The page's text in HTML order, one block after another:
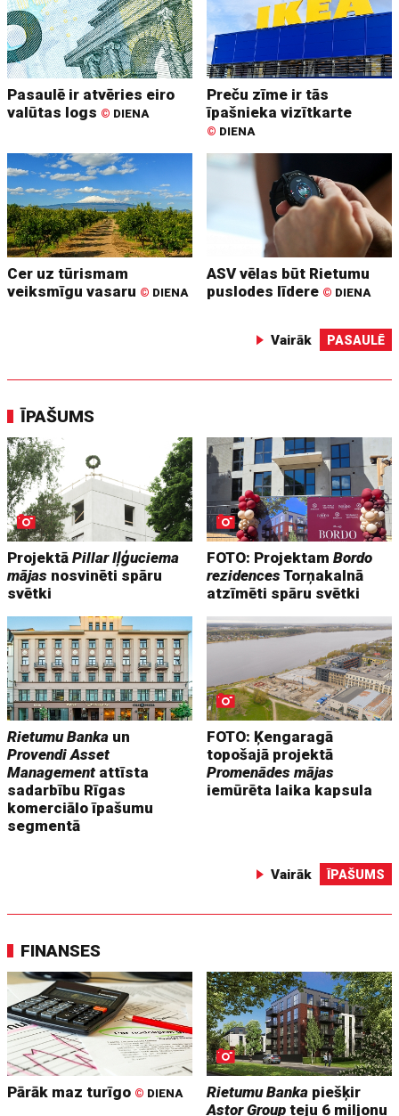
Pasaulē ir atvēries eiro
valūtas logs © DIENA
Preču zīme ir tās
īpašnieka vizītkarte
© DIENA
Cer uz tūrismam
veiksmīgu vasaru © DIENA
ASV vēlas būt Rietumu
puslodes līdere © DIENA
Vairāk PASAULĒ
ĪPAŠUMS
ProjektāPillar Iļģuciema
mājas nosvinēti spāru
svētki
FOTO: ProjektamBordo
rezidencesTorņakalnā
atzīmēti spāru svētki
Rietumu Banka un
Provendi Asset
Management attīsta
sadarbību Rīgas
komerciālo īpašumu
segmentā
FOTO: Ķengaragā
topošajā projektā
Promenādes mājas
iemūrēta laika kapsula
Vairāk ĪPAŠUMS
FINANSES
Pārāk maz turīgo © DIENA Rietumu Banka piešķir
Astor Group teju 6 miljonu